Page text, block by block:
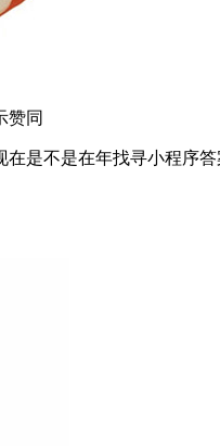
赞同
在是不是在年找寻小程序